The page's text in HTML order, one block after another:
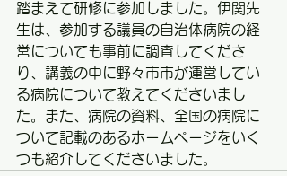
踏まえて研修に参加しました。伊関先
生は、参加する議員の自治体病院の経
営についても事前に調査してくださ
り、講義の中に野々市市が運営してい
る病院について教えてくださいまし
た。また、病院の資料、全国の病院に
ついて記載のあるホームページをいく
つも紹介してくださいました。